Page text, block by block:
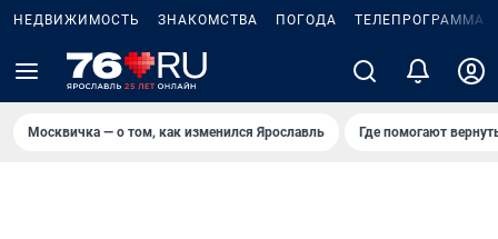
НЕДВИЖИМОСТЬ ЗНАКОМСТВА ПОГОДА ТЕЛЕПРОГРАММА
Москвичка — о том, как изменился Ярославль Где помогают